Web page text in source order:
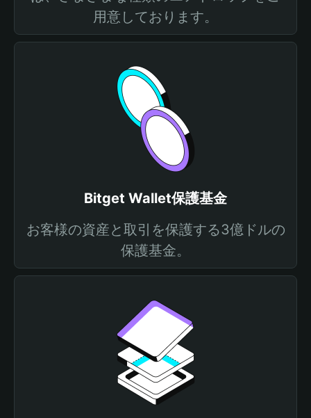
用意しております。
Bitget Wallet保護基金
お客様の資産と取引を保護する3億ドルの
保護基金。